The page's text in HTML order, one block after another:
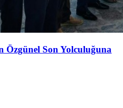
Özgünel Son Yolculuğuna